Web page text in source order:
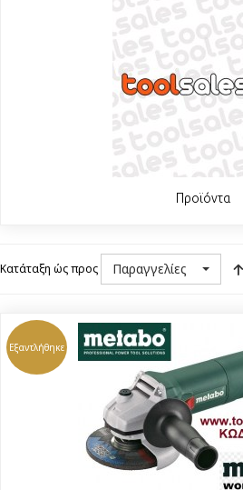
Προϊόντα
Κατάταξη ώς προς Παραγγελίες
Εξαντλήθηκε